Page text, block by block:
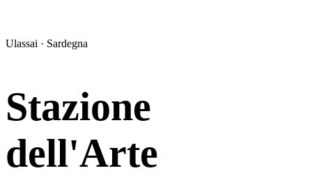
Ulassai · Sardegna
Stazione
dell'Arte